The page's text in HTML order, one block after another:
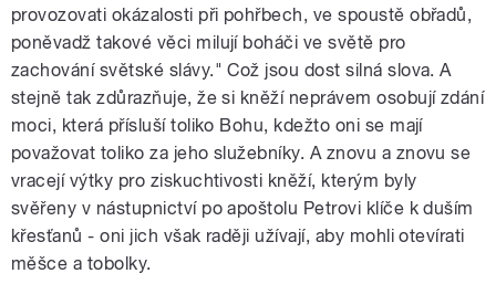
provozovati okázalosti při pohřbech, ve spoustě obřadů,
poněvadž takové věci milují boháči ve světě pro
zachování světské slávy." Což jsou dost silná slova. A
stejně tak zdůrazňuje, že si kněží neprávem osobují zdání
moci, která přísluší toliko Bohu, kdežto oni se mají
považovat toliko za jeho služebníky. A znovu a znovu se
vracejí výtky pro ziskuchtivosti kněží, kterým byly
svěřeny v nástupnictví po apoštolu Petrovi klíče k duším
křesťanů - oni jich však raději užívají, aby mohli otevírati
měšce a tobolky.